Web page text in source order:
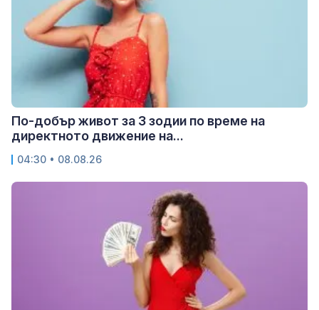
По-добър живот за 3 зодии по време на
директното движение на...
04:30 • 08.08.26